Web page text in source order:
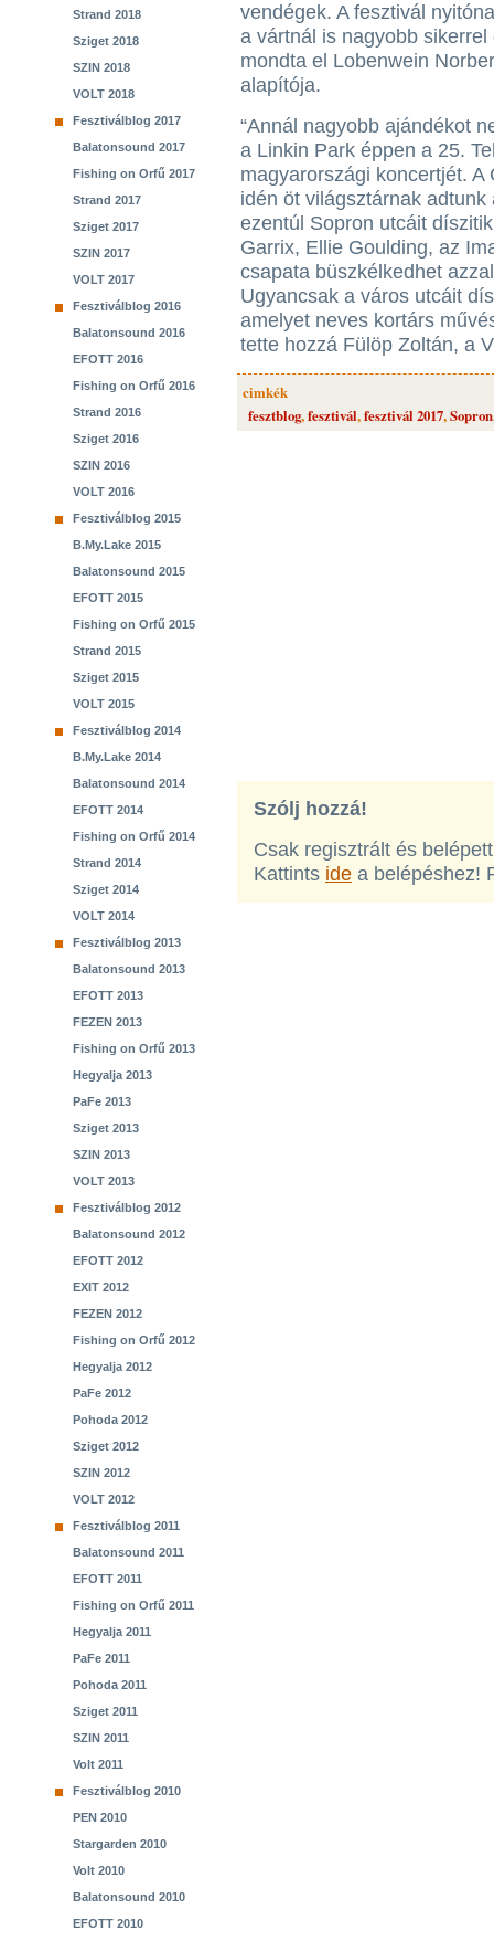
Strand 2018
Sziget 2018
SZIN 2018
VOLT 2018
Fesztiválblog 2017
Balatonsound 2017
Fishing on Orfű 2017
Strand 2017
Sziget 2017
SZIN 2017
VOLT 2017
Fesztiválblog 2016
Balatonsound 2016
EFOTT 2016
Fishing on Orfű 2016
Strand 2016
Sziget 2016
SZIN 2016
VOLT 2016
Fesztiválblog 2015
B.My.Lake 2015
Balatonsound 2015
EFOTT 2015
Fishing on Orfű 2015
Strand 2015
Sziget 2015
VOLT 2015
Fesztiválblog 2014
B.My.Lake 2014
Balatonsound 2014
EFOTT 2014
Fishing on Orfű 2014
Strand 2014
Sziget 2014
VOLT 2014
Fesztiválblog 2013
Balatonsound 2013
EFOTT 2013
FEZEN 2013
Fishing on Orfű 2013
Hegyalja 2013
PaFe 2013
Sziget 2013
SZIN 2013
VOLT 2013
Fesztiválblog 2012
Balatonsound 2012
EFOTT 2012
EXIT 2012
FEZEN 2012
Fishing on Orfű 2012
Hegyalja 2012
PaFe 2012
Pohoda 2012
Sziget 2012
SZIN 2012
VOLT 2012
Fesztiválblog 2011
Balatonsound 2011
EFOTT 2011
Fishing on Orfű 2011
Hegyalja 2011
PaFe 2011
Pohoda 2011
Sziget 2011
SZIN 2011
Volt 2011
Fesztiválblog 2010
PEN 2010
Stargarden 2010
Volt 2010
Balatonsound 2010
EFOTT 2010
vendégek. A fesztivál
a vártnál is nagyobb
mondta el Lobenwein
alapítója.
“Annál nagyobb ajándékot
a Linkin Park éppen a 25.
magyarországi koncertjét.
idén öt világsztárnak
ezentúl Sopron utcáit
Garrix, Ellie Goulding, az
csapata büszkélkedhet
Ugyancsak a város utcáit
amelyet neves kortárs
tette hozzá Fülöp Zoltán, a
cimkék
fesztblog,fesztivál,fesztivál 2017,Sopron
Szólj hozzá!
Csak regisztrált és
Kattints ide a belépéshez!